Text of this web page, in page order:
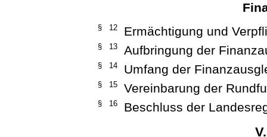
§ 12 Ermächtigung und
§ 13 Aufbringung der
§ 14 Umfang der
§ 15 Vereinbarung der
§ 16 Beschluss der